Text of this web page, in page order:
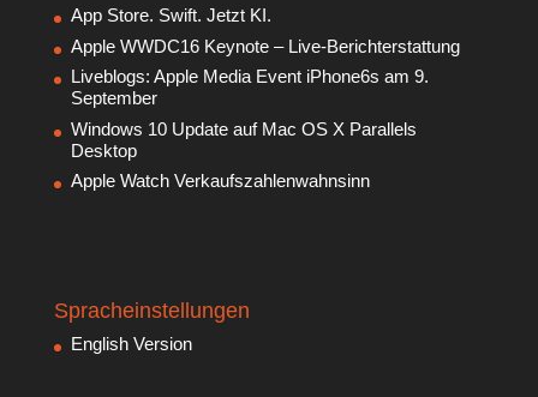
App Store. Swift. Jetzt KI.
Apple WWDC16 Keynote – Live-Berichterstattung
Liveblogs: Apple Media Event iPhone6s am 9.
September
Windows 10 Update auf Mac OS X Parallels
Desktop
Apple Watch Verkaufszahlenwahnsinn
Spracheinstellungen
English Version